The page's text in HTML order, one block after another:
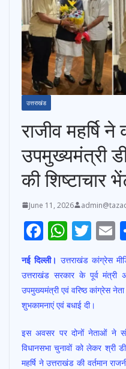
उत्तराखंड
राजीव महर्षि
उपमुख्यमंत्री
की शिष्टाचार
June 11, 2026
F
ac
e
b
o
o
k
W
at
s
A
p
p
T
w
itt
er
E
l
नई दिल्ली। उत्तराखंड कांग्रेस
उत्तराखंड सरकार के पूर्व
उपमुख्यमंत्री एवं वरिष्ठ कांग्रेस
शुभकामनाएं एवं बधाई दी।
इस अवसर पर दोनों नेताओं ने
विधानसभा चुनावों को लेकर श्री
महर्षि ने उत्तराखंड की वर्तमान